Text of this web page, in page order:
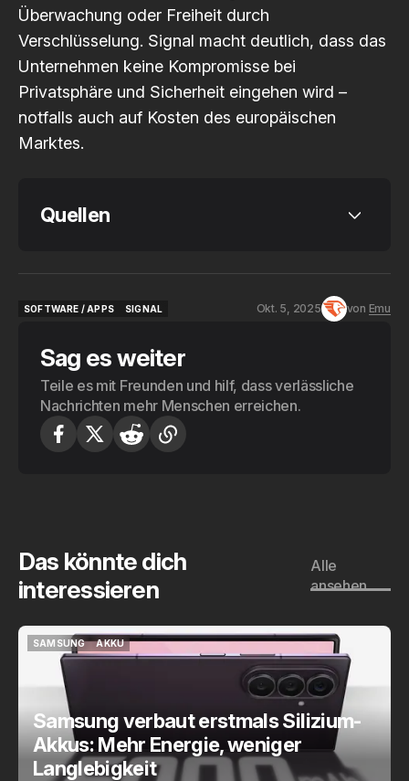
Überwachung oder Freiheit durch
Verschlüsselung. Signal macht deutlich, dass das
Unternehmen keine Kompromisse bei
Privatsphäre und Sicherheit eingehen wird –
notfalls auch auf Kosten des europäischen
Marktes.
Quellen
Tagesschau
Heise
SOFTWARE / APPS
SIGNAL
Okt. 5, 2025 von Emu
Sag es weiter
Teile es mit Freunden und hilf, dass verlässliche
Nachrichten mehr Menschen erreichen.
Das könnte dich
interessieren
Alle
ansehen
SAMSUNG
SAMSUNG
AKKU
AKKU
Samsung verbaut erstmals Silizium-
Akkus: Mehr Energie, weniger
Langlebigkeit